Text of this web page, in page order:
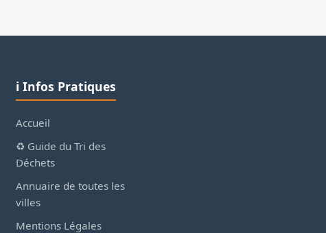
ℹ️ Infos Pratiques
Accueil
♻️ Guide du Tri des
Déchets
Annuaire de toutes les
villes
Mentions Légales